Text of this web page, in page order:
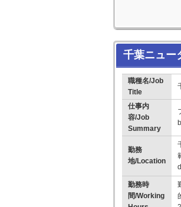
千葉ニュ
職種名/Job
Title
仕事内
容/Job
Summary
勤務
地/Location
勤務時
間/Working